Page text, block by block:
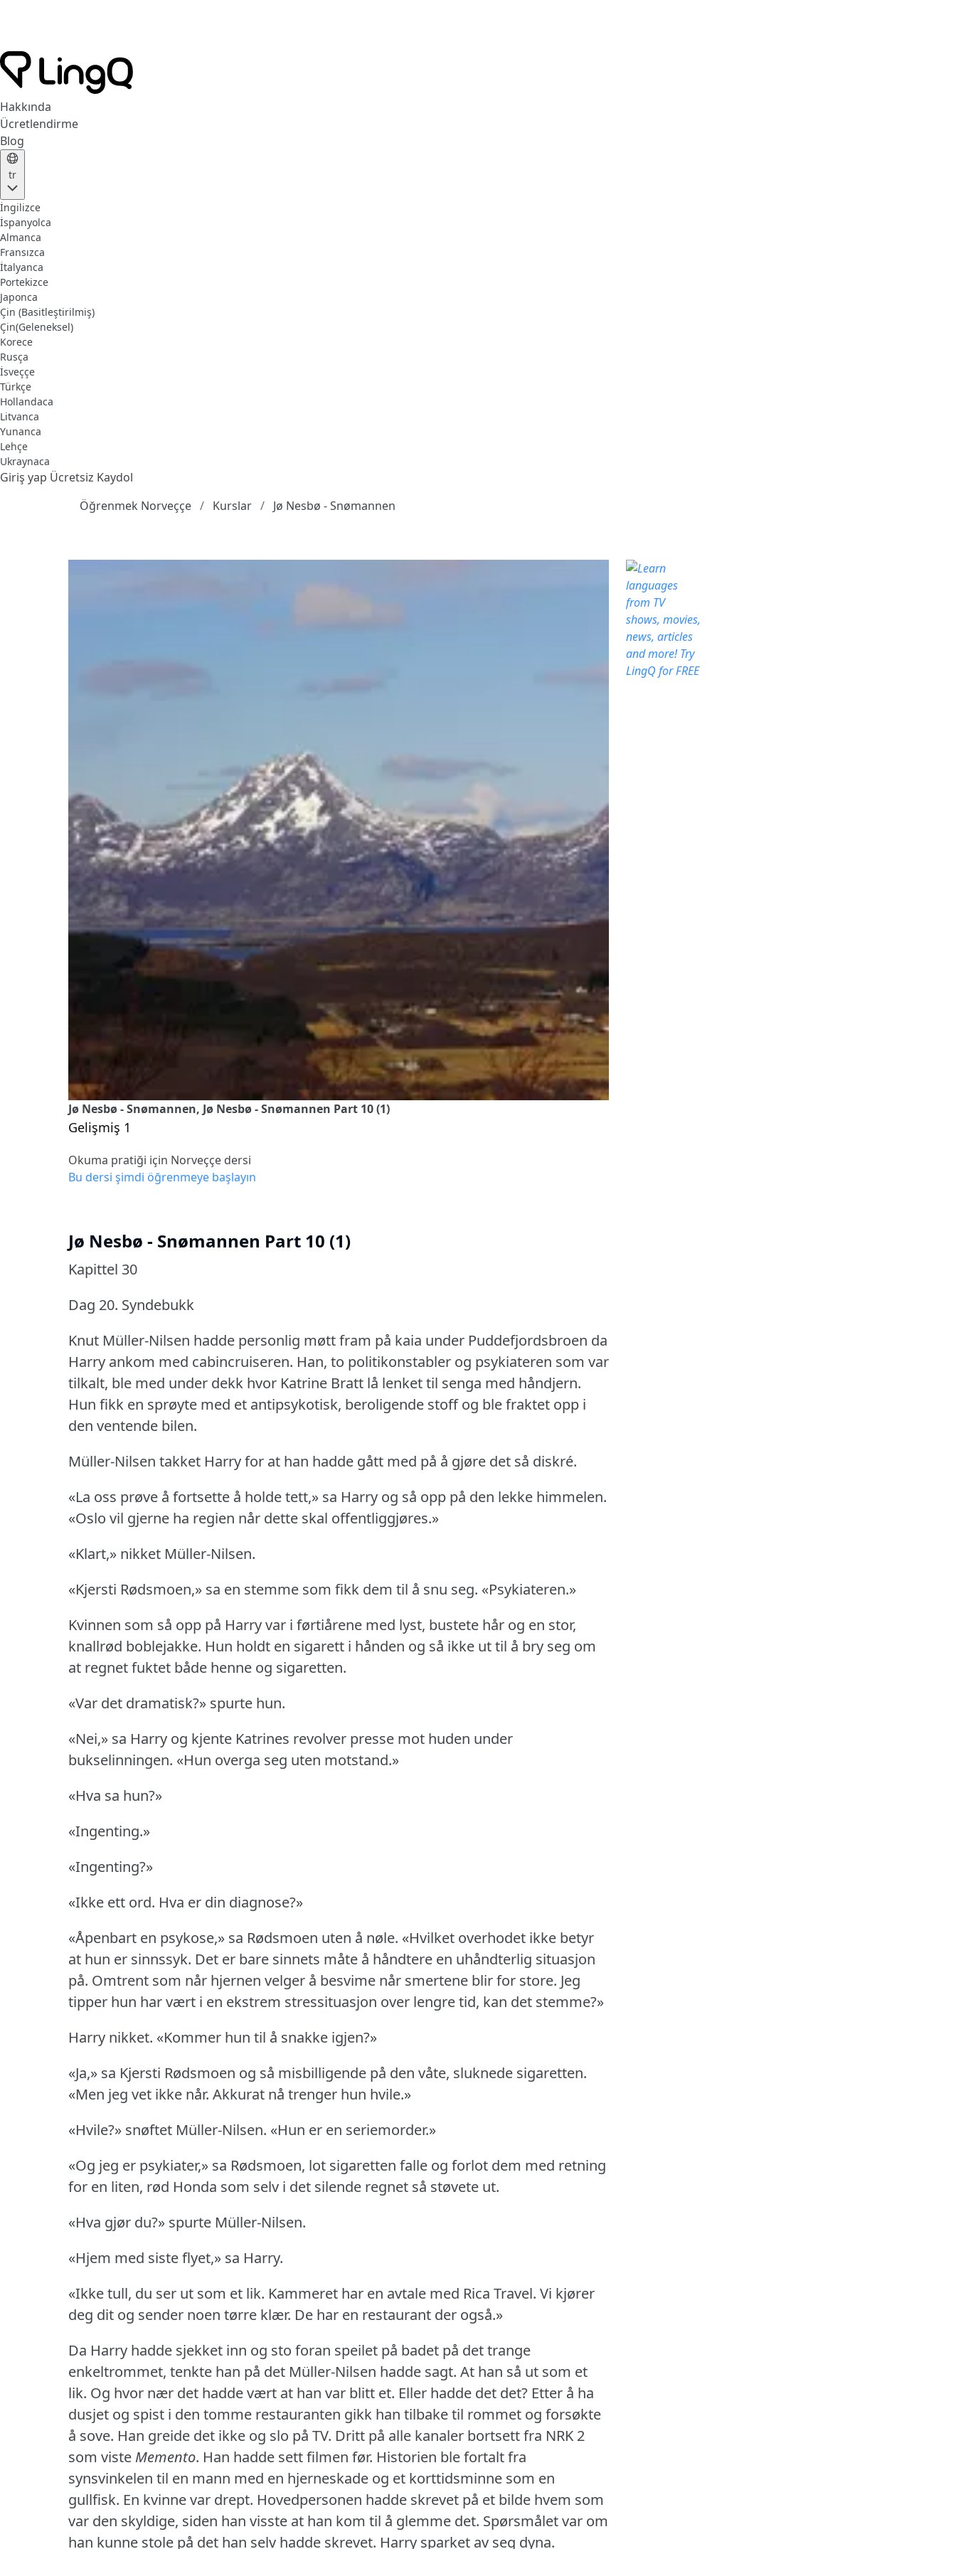
Hakkında
Ücretlendirme
Blog
tr
İngilizce
İspanyolca
Almanca
Fransızca
İtalyanca
Portekizce
Japonca
Çin (Basitleştirilmiş)
Çin(Geleneksel)
Korece
Rusça
İsveççe
Türkçe
Hollandaca
Litvanca
Yunanca
Lehçe
Ukraynaca
Giriş yap Ücretsiz Kaydol
Öğrenmek Norveççe
Kurslar Jø Nesbø - Snømannen
Jø Nesbø - Snømannen, Jø Nesbø - Snømannen Part 10 (1)
Gelişmiş 1
Okuma pratiği için Norveççe dersi
Bu dersi şimdi öğrenmeye başlayın
Jø Nesbø - Snømannen Part 10 (1)
Kapittel 30
Dag 20. Syndebukk
Knut Müller-Nilsen hadde personlig møtt fram på kaia under Puddefjordsbroen da
Harry ankom med cabincruiseren. Han, to politikonstabler og psykiateren som var
tilkalt, ble med under dekk hvor Katrine Bratt lå lenket til senga med håndjern.
Hun fikk en sprøyte med et antipsykotisk, beroligende stoff og ble fraktet opp i
den ventende bilen.
Müller-Nilsen takket Harry for at han hadde gått med på å gjøre det så diskré.
«La oss prøve å fortsette å holde tett,» sa Harry og så opp på den lekke himmelen.
«Oslo vil gjerne ha regien når dette skal offentliggjøres.»
«Klart,» nikket Müller-Nilsen.
«Kjersti Rødsmoen,» sa en stemme som fikk dem til å snu seg. «Psykiateren.»
Kvinnen som så opp på Harry var i førtiårene med lyst, bustete hår og en stor,
knallrød boblejakke. Hun holdt en sigarett i hånden og så ikke ut til å bry seg om
at regnet fuktet både henne og sigaretten.
«Var det dramatisk?» spurte hun.
«Nei,» sa Harry og kjente Katrines revolver presse mot huden under
bukselinningen. «Hun overga seg uten motstand.»
«Hva sa hun?»
«Ingenting.»
«Ingenting?»
«Ikke ett ord. Hva er din diagnose?»
«Åpenbart en psykose,» sa Rødsmoen uten å nøle. «Hvilket overhodet ikke betyr
at hun er sinnssyk. Det er bare sinnets måte å håndtere en uhåndterlig situasjon
på. Omtrent som når hjernen velger å besvime når smertene blir for store. Jeg
tipper hun har vært i en ekstrem stressituasjon over lengre tid, kan det stemme?»
Harry nikket. «Kommer hun til å snakke igjen?»
«Ja,» sa Kjersti Rødsmoen og så misbilligende på den våte, sluknede sigaretten.
«Men jeg vet ikke når. Akkurat nå trenger hun hvile.»
«Hvile?» snøftet Müller-Nilsen. «Hun er en seriemorder.»
«Og jeg er psykiater,» sa Rødsmoen, lot sigaretten falle og forlot dem med retning
for en liten, rød Honda som selv i det silende regnet så støvete ut.
«Hva gjør du?» spurte Müller-Nilsen.
«Hjem med siste flyet,» sa Harry.
«Ikke tull, du ser ut som et lik. Kammeret har en avtale med Rica Travel. Vi kjører
deg dit og sender noen tørre klær. De har en restaurant der også.»
Da Harry hadde sjekket inn og sto foran speilet på badet på det trange
enkeltrommet, tenkte han på det Müller-Nilsen hadde sagt. At han så ut som et
lik. Og hvor nær det hadde vært at han var blitt et. Eller hadde det det? Etter å ha
dusjet og spist i den tomme restauranten gikk han tilbake til rommet og forsøkte
å sove. Han greide det ikke og slo på TV. Dritt på alle kanaler bortsett fra NRK 2
som viste Memento. Han hadde sett filmen før. Historien ble fortalt fra
synsvinkelen til en mann med en hjerneskade og et korttidsminne som en
gullfisk. En kvinne var drept. Hovedpersonen hadde skrevet på et bilde hvem som
var den skyldige, siden han visste at han kom til å glemme det. Spørsmålet var om
han kunne stole på det han selv hadde skrevet. Harry sparket av seg dyna.